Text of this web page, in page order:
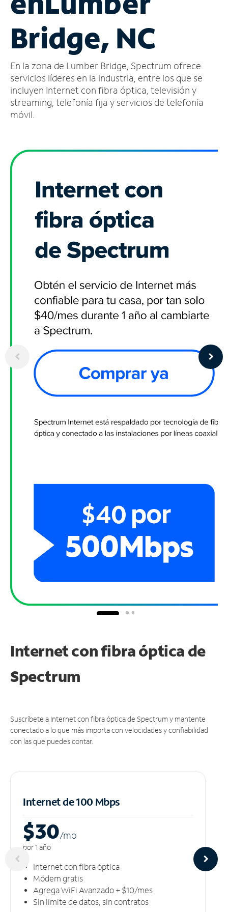
cuenta
Encuentra
tienda
Bridge, NC
En la zona de Lumber Bridge, Spectrum ofrece
servicios líderes en la industria, entre los que se
incluyen Internet con fibra óptica, televisión y
streaming, telefonía fija y servicios de telefonía
móvil.
Internet con fibra óptica de
Spectrum
Suscríbete a Internet con fibra óptica de Spectrum y mantente
conectado a lo que más importa con velocidades y confiabilidad
con las que puedes contar.
Internet de 100 Mbps
$30/mo
por 1 año
Internet con fibra óptica
Módem gratis
Agrega WiFi Avanzado + $10/mes
Sin límite de datos, sin contratos